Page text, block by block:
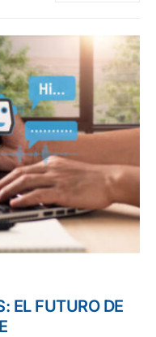
EL FUTURO DE